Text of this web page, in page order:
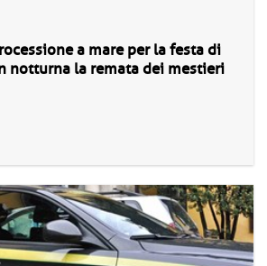
a mare per la festa di
notturna la remata dei mestieri